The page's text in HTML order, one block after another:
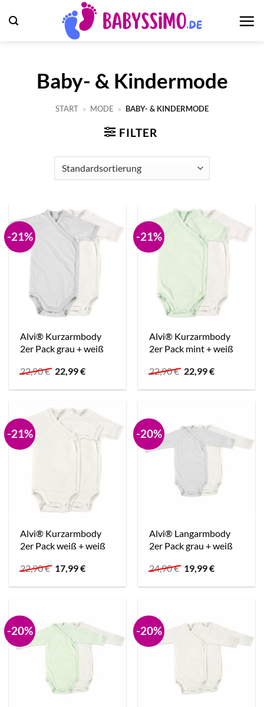
Inhalt
Baby- & Kindermode
START » MODE » BABY- & KINDERMODE
FILTER
-21%
Alvi® Kurzarmbody
2er Pack grau + weiß
22,90€ Ursprünglicher
Preis
war:
22,99€Aktueller
ist:
-21%
Alvi® Kurzarmbody
2er Pack mint + weiß
22,90€ Ursprünglicher
Preis
war:
22,99€Aktueller
ist:
-21%
Alvi® Kurzarmbody
2er Pack weiß + weiß
22,90€ Ursprünglicher
Preis
war:
17,99€Aktueller
ist:
-20%
Alvi® Langarmbody
2er Pack grau + weiß
24,90€ Ursprünglicher
Preis
war:
19,99€Aktueller
ist:
-20% -20%